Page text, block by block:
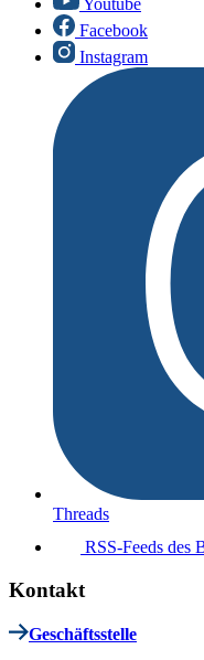
Youtube
Facebook
Instagram
Threads
RSS-Feeds des
Kontakt
Geschäftsstelle